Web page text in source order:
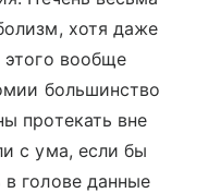
хотя даже
этого вообще
большинство
протекать вне
с ума, если бы
голове данные